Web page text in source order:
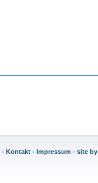
- Kontakt- Impressum - site by